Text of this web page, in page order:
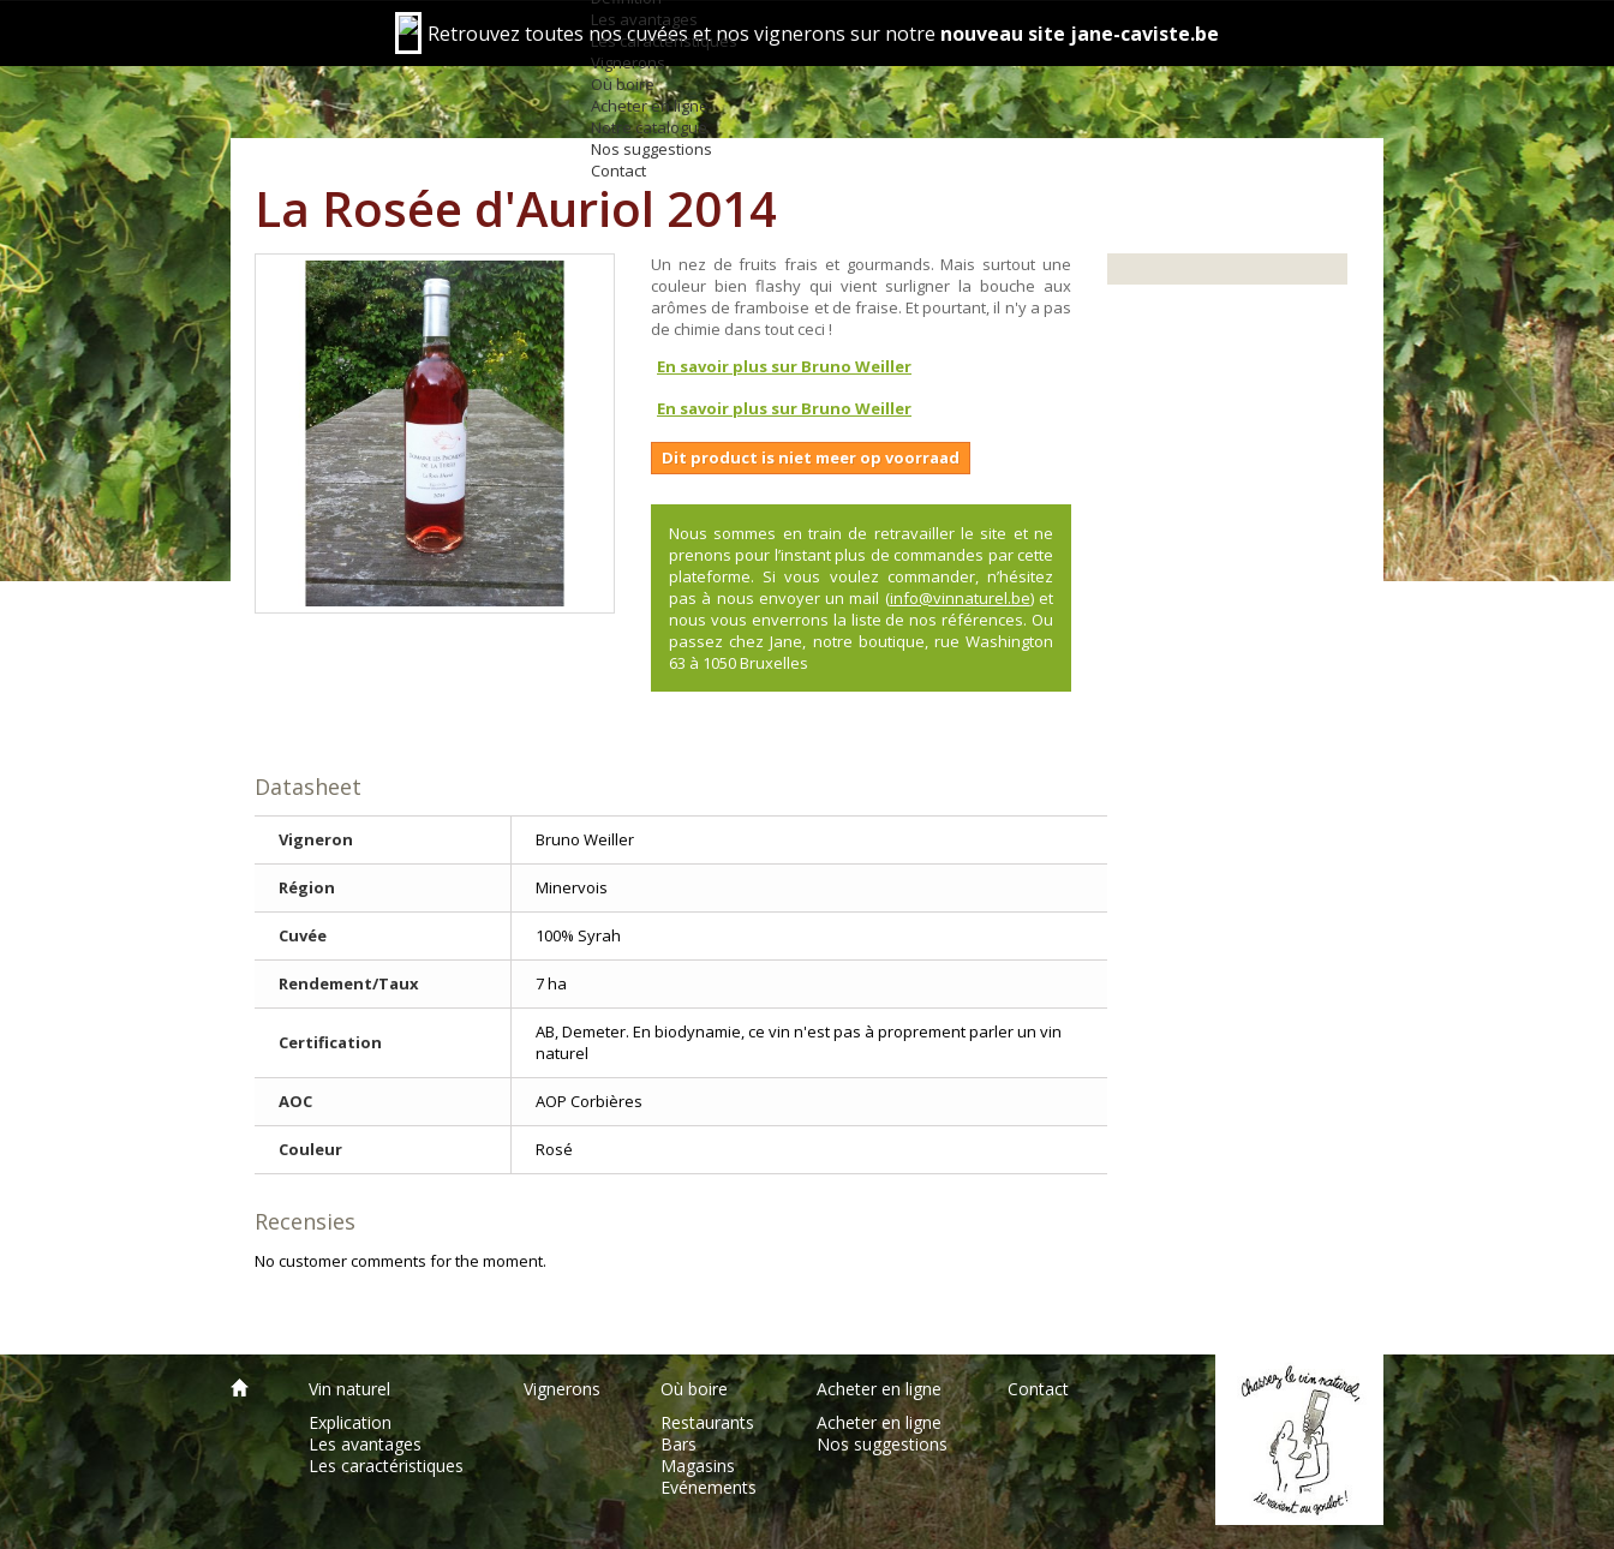
Les avantages
Les caractéristiques
Vignerons
Où boire
Acheter en ligne
Notre catalogue
Nos suggestions
Contact
Retrouvez toutes nos cuvées et nos vignerons sur notre nouveau site jane-caviste.be
La Rosée d'Auriol 2014
Un nez de fruits frais et gourmands. Mais surtout une
couleur bien flashy qui vient surligner la bouche aux
arômes de framboise et de fraise. Et pourtant, il n'y a pas
de chimie dans tout ceci !
En savoir plus sur Bruno Weiller
En savoir plus sur Bruno Weiller
Dit product is niet meer op voorraad
Nous sommes en train de retravailler le site et ne
prenons pour l’instant plus de commandes par cette
plateforme. Si vous voulez commander, n’hésitez
pas à nous envoyer un mail (info@vinnaturel.be) et
nous vous enverrons la liste de nos références. Ou
passez chez Jane, notre boutique, rue Washington
63 à 1050 Bruxelles
Datasheet
Vigneron Bruno Weiller
Région Minervois
Cuvée 100% Syrah
Rendement/Taux 7 ha
Certification
AB, Demeter. En biodynamie, ce vin n'est pas à proprement parler un vin
naturel
AOC AOP Corbières
Couleur Rosé
Recensies
No customer comments for the moment.
Vin naturel
Explication
Les avantages
Les caractéristiques
Vignerons
Où boire
Restaurants
Bars
Magasins
Evénements
Acheter en ligne
Acheter en ligne
Nos suggestions
Contact